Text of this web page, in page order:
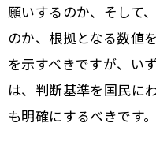
願いするのか、そして
のか、根拠となる数値
を示すべきですが、い
は、判断基準を国民に
も明確にするべきです。